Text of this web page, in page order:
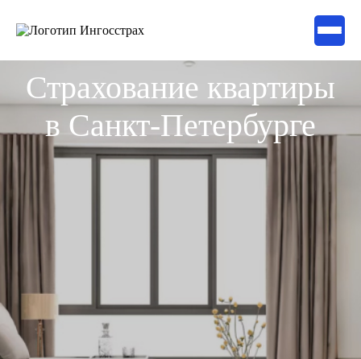
Страхование квартиры
в Санкт-Петербурге